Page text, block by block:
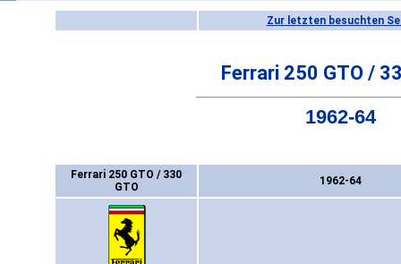
Zur letzten besuchten
Ferrari 250 GTO /
1962-64
Ferrari 250 GTO / 330
GTO
1962-64